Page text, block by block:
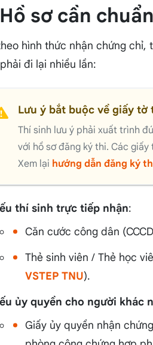
sơ cần
hình thức nhận chứng
đi lại nhiều lần:
Lưu ý bắt buộc về giấy tờ
Thí sinh lưu ý phải xuất trình
với hồ sơ đăng ký thi. Các
Xem lại hướng dẫn đăng ký
thí sinh trực tiếp nhận:
Căn cước công dân
Thẻ sinh viên / Thẻ học
VSTEP TNU).
ủy quyền cho người khác
Giấy ủy quyền nhận